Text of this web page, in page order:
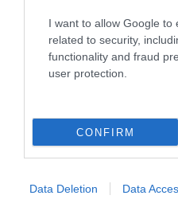
I want to allow Google to
related to security,
functionality and fraud
user protection.
CONFIRM
Data Deletion Data
Nyári viharkárok az
biztosítók
pusztítást végezhetnek az
érkezik meg, ha a tulajdonosok
szigorú…